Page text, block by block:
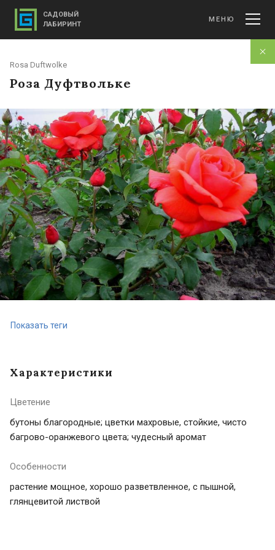
Rosa Duftwolke
Роза Дуфтвольке
Показать теги
Характеристики
Цветение
бутоны благородные; цветки махровые, стойкие, чисто
багрово-оранжевого цвета; чудесный аромат
Особенности
растение мощное, хорошо разветвленное, с пышной,
глянцевитой листвой
САДОВЫЙ
ЛАБИРИНТ
МЕНЮ